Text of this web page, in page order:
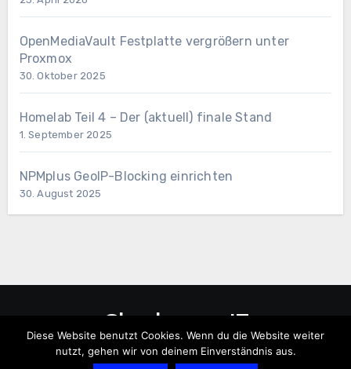
OpenMediaVault Festplatte vergrößern unter
Proxmox
30. Oktober 2025
Homelab Teil 4 – Der (aktuell) finale Stand
1. September 2025
NPMplus GeoIP-Blocking einrichten
30. August 2025
Diese Website benutzt Cookies. Wenn du die Website weiter
nutzt, gehen wir von deinem Einverständnis aus.